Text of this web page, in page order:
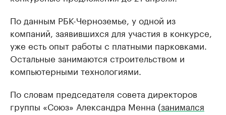
По данным РБК-Черноземье, у одной из
компаний, заявившихся для участия в конкурсе,
уже есть опыт работы с платными парковками.
Остальные занимаются строительством и
компьютерными технологиями.
По словам председателя совета директоров
группы «Союз» Александра Менна (занимался